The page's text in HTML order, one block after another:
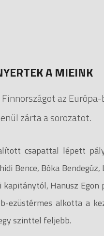
A MIEINK
az
zárta a sorozatot.
csapattal lépett
Bence, Bóka
Hanusz Egon
ezüstérmes alkotta a
szinttel feljebb.